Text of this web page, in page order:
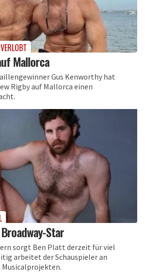
Mallorca
Gus Kenworthy hat
Rigby auf Mallorca einen
Star
sorgt Ben Platt derzeit für viel
arbeitet der Schauspieler an